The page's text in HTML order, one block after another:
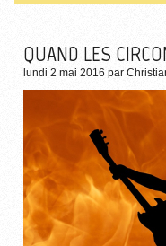
QUAND LES
lundi 2 mai 2016 par